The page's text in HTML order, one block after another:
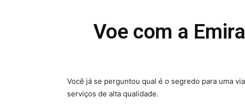
Voe com a
Você já se perguntou qual é o segredo para uma
serviços de alta qualidade.